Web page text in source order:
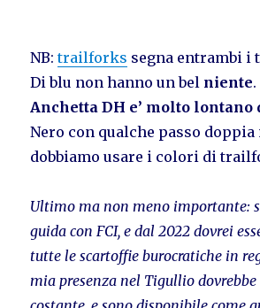
NB:trailforks segna entrambi i
Di blu non hanno un bel niente
Anchetta DH e’ molto lontano
Nero con qualche passo doppia
dobbiamo usare i colori di
Ultimo ma non meno importante:
guida con FCI, e dal 2022 dovrei
tutte le scartoffie burocratiche in
mia presenza nel Tigullio